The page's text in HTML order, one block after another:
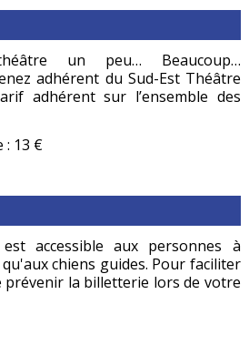
un peu… Beaucoup…
adhérent du Sud-Est Théâtre
adhérent sur l’ensemble des
: 13 €
accessible aux personnes à
chiens guides. Pour faciliter
prévenir la billetterie lors de votre